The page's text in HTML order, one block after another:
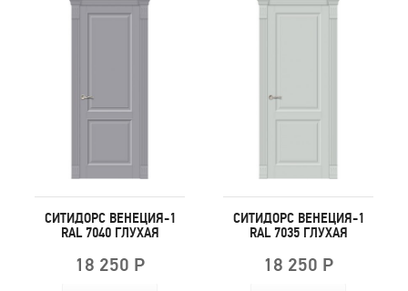
СИТИДОРС ВЕНЕЦИЯ-1
RAL 7040 ГЛУХАЯ
18 250 Р
СИТИДОРС ВЕНЕЦИЯ-1
RAL 7035 ГЛУХАЯ
18 250 Р